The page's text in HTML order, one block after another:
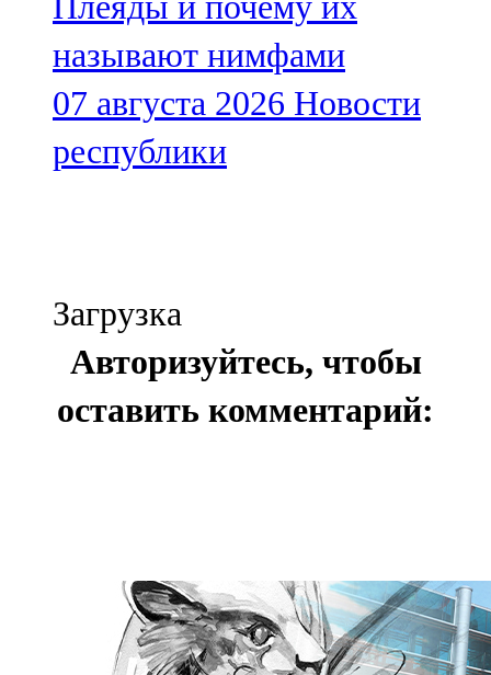
называют нимфами
07 августа 2026 Новости
республики
Загрузка
Авторизуйтесь, чтобы
оставить комментарий: